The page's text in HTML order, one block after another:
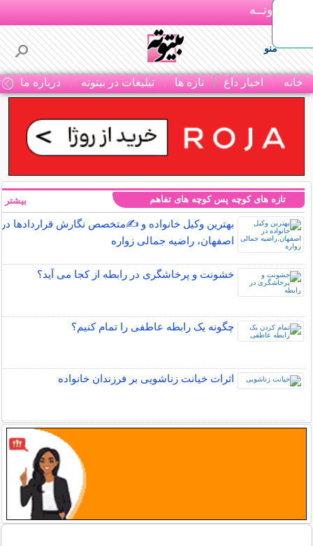
بـیتوتــه
منو
خانه اخبار داغ تازه ها تبلیغات در بیتوته درباره ما
تازه های کوچه پس کوچه های تفاهم
بهترین وکیل خانواده و ✍️متخصص نگارش قراردادها در
اصفهان، راضیه جمالی زواره
خشونت و پرخاشگری در رابطه از کجا می آید؟
چگونه یک رابطه عاطفی را تمام کنیم؟
اثرات خیانت زناشویی بر فرزندان خانواده
بیشتر